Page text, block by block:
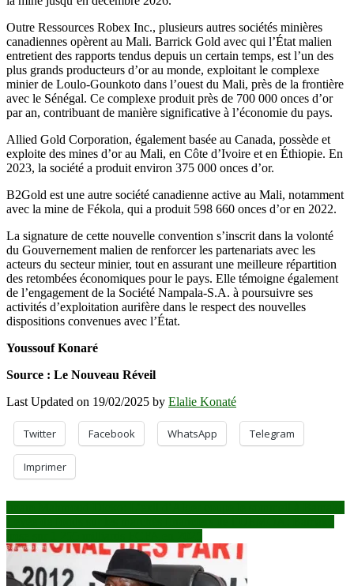
Outre Ressources Robex Inc., plusieurs autres sociétés minières
canadiennes opèrent au Mali. Barrick Gold avec qui l’État malien
entretient des rapports tendus depuis un certain temps, est l’un des
plus grands producteurs d’or au monde, exploitant le complexe
minier de Loulo-Gounkoto dans l’ouest du Mali, près de la frontière
avec le Sénégal. Ce complexe produit près de 700 000 onces d’or
par an, contribuant de manière significative à l’économie du pays.
Allied Gold Corporation, également basée au Canada, possède et
exploite des mines d’or au Mali, en Côte d’Ivoire et en Éthiopie. En
2023, la société a produit environ 375 000 onces d’or.
B2Gold est une autre société canadienne active au Mali, notamment
avec la mine de Fékola, qui a produit 598 660 onces d’or en 2022.
La signature de cette nouvelle convention s’inscrit dans la volonté
du Gouvernement malien de renforcer les partenariats avec les
acteurs du secteur minier, tout en assurant une meilleure répartition
des retombées économiques pour le pays. Elle témoigne également
de l’engagement de la Société Nampala-S.A. à poursuivre ses
activités d’exploitation aurifère dans le respect des nouvelles
dispositions convenues avec l’État.
Youssouf Konaré
Source : Le Nouveau Réveil
Last Updated on 19/02/2025 by Elalie Konaté
Twitter Facebook WhatsApp Telegram
Imprimer
Navigation
de
l’article